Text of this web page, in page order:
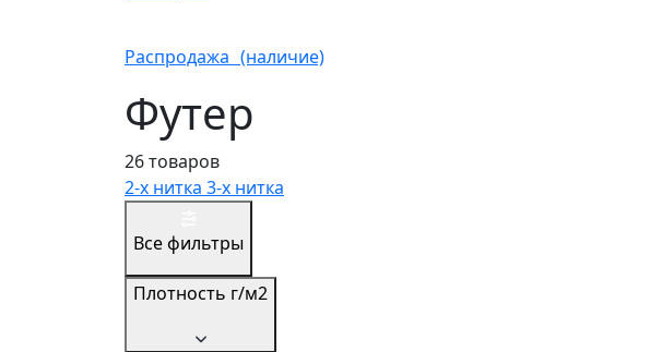
Распродажа (наличие)
Футер
26 товаров
2-х нитка 3-х нитка
Все фильтры
Плотность г/м2